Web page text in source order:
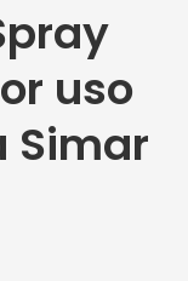
uso
Simar